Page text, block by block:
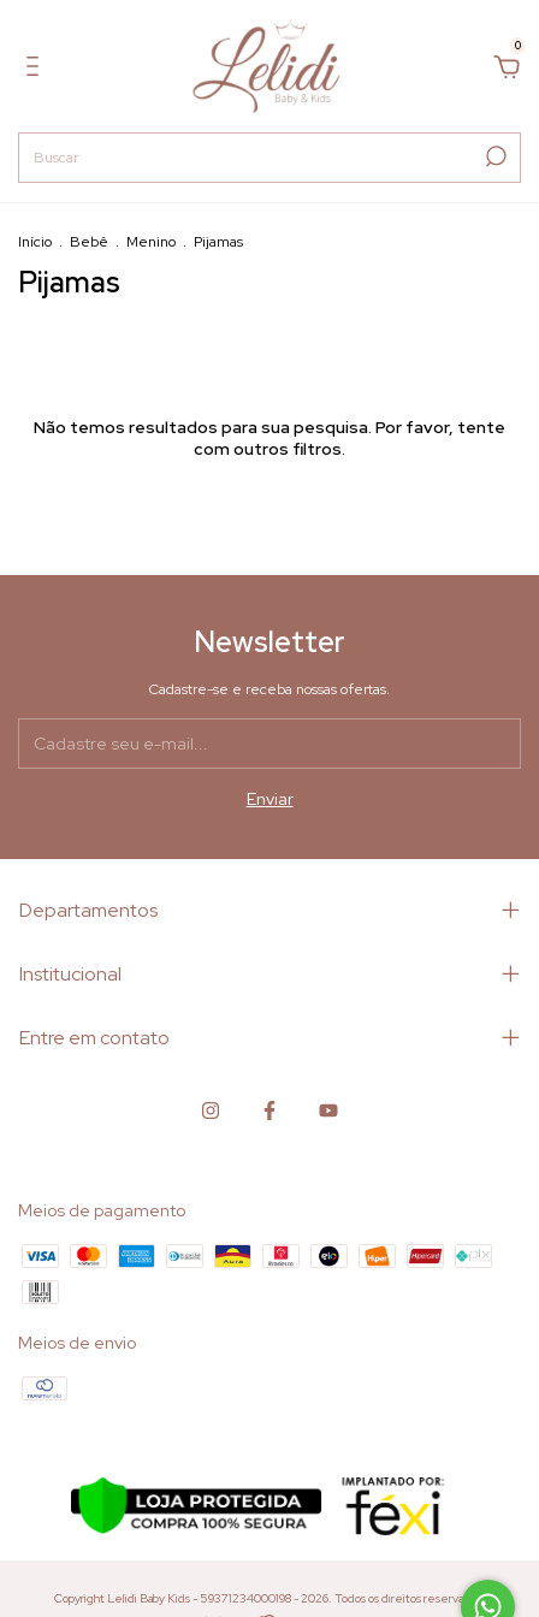
0
Início . Bebê . Menino . Pijamas
Pijamas
Não temos resultados para sua pesquisa. Por favor, tente
com outros filtros.
Newsletter
Cadastre-se e receba nossas ofertas.
Departamentos
Institucional
Entre em contato
Meios de pagamento
Meios de envio
Copyright Lelidi Baby Kids - 59371234000198 - 2026. Todos os direitos reservados.